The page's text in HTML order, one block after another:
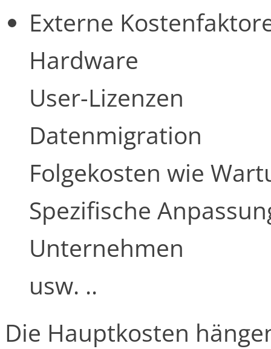
Externe
Hardware
User-Lizenzen
Datenmigration
Folgekosten wie
Spezifische
Unternehmen
usw. ..
Die Hauptkosten